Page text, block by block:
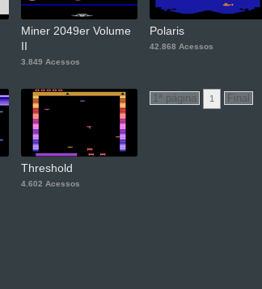
Miner 2049er Volume
II
3.849 Acessos
Polaris
42.868 Acessos
Threshold
4.602 Acessos
1